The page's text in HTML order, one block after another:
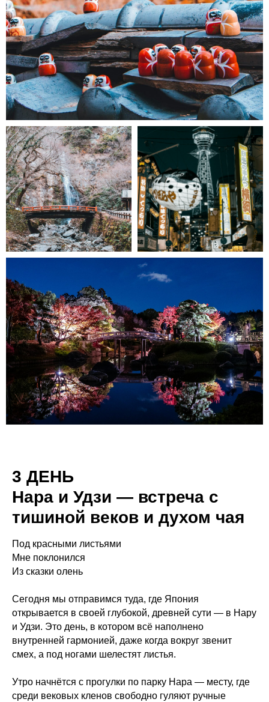
3 ДЕНЬ
Нара и Удзи — встреча с
тишиной веков и духом чая
Под красными листьями
Мне поклонился
Из сказки олень
Сегодня мы отправимся туда, где Япония
открывается в своей глубокой, древней сути — в Нару
и Удзи. Это день, в котором всё наполнено
внутренней гармонией, даже когда вокруг звенит
смех, а под ногами шелестят листья.
Утро начнётся с прогулки по парку Нара — месту, где
среди вековых кленов свободно гуляют ручные